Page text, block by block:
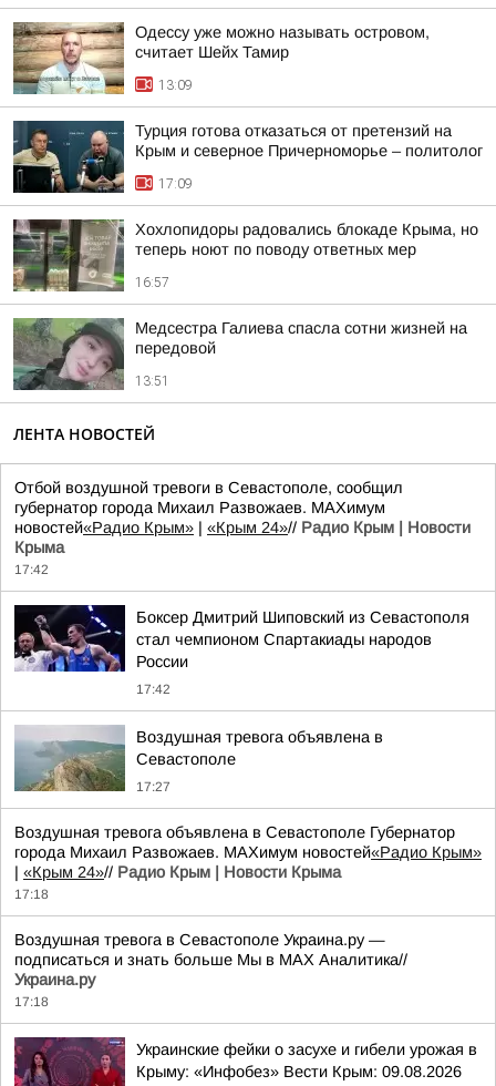
Одессу уже можно называть островом,
считает Шейх Тамир
13:09
Турция готова отказаться от претензий на
Крым и северное Причерноморье – политолог
17:09
Хохлопидоры радовались блокаде Крыма, но
теперь ноют по поводу ответных мер
16:57
Медсестра Галиева спасла сотни жизней на
передовой
13:51
ЛЕНТА НОВОСТЕЙ
Отбой воздушной тревоги в Севастополе, сообщил
губернатор города Михаил Развожаев. MAXимум
новостей«Радио Крым» | «Крым 24»// Радио Крым | Новости
Крыма
17:42
Боксер Дмитрий Шиповский из Севастополя
стал чемпионом Спартакиады народов
России
17:42
Воздушная тревога объявлена в
Севастополе
17:27
Воздушная тревога объявлена в Севастополе Губернатор
города Михаил Развожаев. MAXимум новостей«Радио Крым»
| «Крым 24»// Радио Крым | Новости Крыма
17:18
Воздушная тревога в Севастополе Украина.ру —
подписаться и знать больше Мы в MAX Аналитика//
Украина.ру
17:18
Украинские фейки о засухе и гибели урожая в
Крыму: «Инфобез» Вести Крым: 09.08.2026